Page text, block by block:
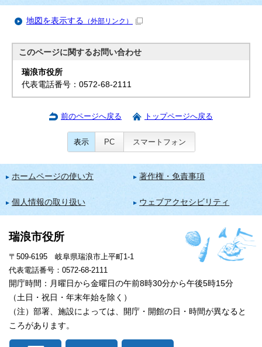
地図を表示する （外部リンク）
このページに関するお問い合わせ
瑞浪市役所
代表電話番号：0572-68-2111
前のページへ戻る トップページへ戻る
表示 PC スマートフォン
ホームページの使い方 著作権・免責事項
個人情報の取り扱い ウェブアクセシビリティ
瑞浪市役所
〒509-6195 岐阜県瑞浪市上平町1-1
代表電話番号：0572-68-2111
開庁時間：月曜日から金曜日の午前8時30分から午後5時15分
（土日・祝日・年末年始を除く）
（注）部署、施設によっては、開庁・開館の日・時間が異なると
ころがあります。